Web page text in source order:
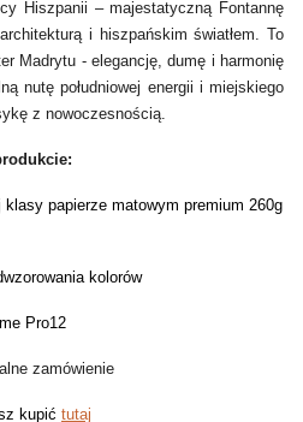
Hiszpanii – majestatyczną Fontannę
i hiszpańskim światłem. To
Madrytu - elegancję, dumę i harmonię
nutę południowej energii i miejskiego
z nowoczesnością.
papierze matowym premium 260g
kolorów
Pro12
zamówienie
kupić tutaj